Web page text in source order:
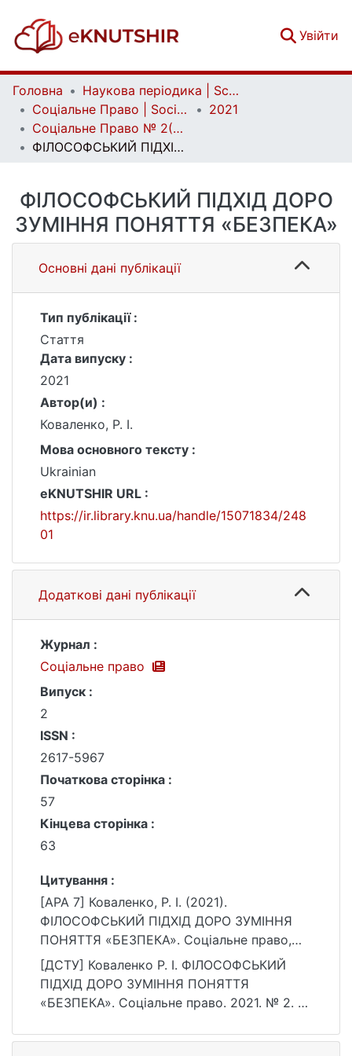
Увійти
Головна
Наукова періодика | Scientific periodicals
Соціальне Право | Social Law
2021
Соціальне Право № 2(2021)
ФІЛОСОФСЬКИЙ ПІДХІД ДОРО ЗУМІННЯ ПОНЯТТЯ «БЕЗПЕКА»
ФІЛОСОФСЬКИЙ ПІДХІД ДОРО
ЗУМІННЯ ПОНЯТТЯ «БЕЗПЕКА»
Основні дані публікації
Тип публікації :
Стаття
Дата випуску :
2021
Автор(и) :
Коваленко, Р. І.
Мова основного тексту :
Ukrainian
eKNUTSHIR URL :
https://ir.library.knu.ua/handle/15071834/248
01
Додаткові дані публікації
Журнал :
Соціальне право
Випуск :
2
ISSN :
2617-5967
Початкова сторінка :
57
Кінцева сторінка :
63
Цитування :
[APA 7] Коваленко, Р. І. (2021).
ФІЛОСОФСЬКИЙ ПІДХІД ДОРО ЗУМІННЯ
ПОНЯТТЯ «БЕЗПЕКА». Соціальне право,
(2), 57–63.
https://ir.library.knu.ua/handle/15071834/248
01
[ДСТУ] Коваленко Р. І. ФІЛОСОФСЬКИЙ
ПІДХІД ДОРО ЗУМІННЯ ПОНЯТТЯ
«БЕЗПЕКА». Соціальне право. 2021. № 2. С.
https://ir.library.knu.ua/handle/15071834/248